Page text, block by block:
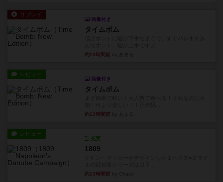
リプレイ
画像付き
タイムボム
約13時間前
レビュー
画像付き
タイムボム
約13時間前
レビュー
充実
1809
約13時間前